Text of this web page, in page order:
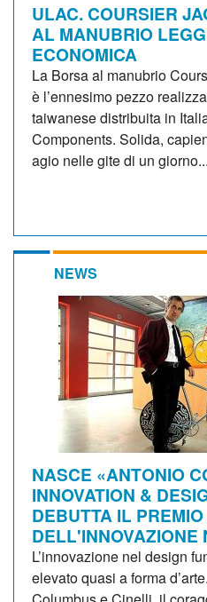
ULAC. COURSIER
AL MANUBRIO
ECONOMICA
La Borsa al manubrio
è l’ennesimo pezzo
taiwanese distribuita in
Components. Solida,
agio nelle gite di un giorno...
NEWS
NASCE «ANTONIO
INNOVATION &
DEBUTTA IL
DELL'INNOVAZIONE
L’innovazione nel design
elevato quasi a forma